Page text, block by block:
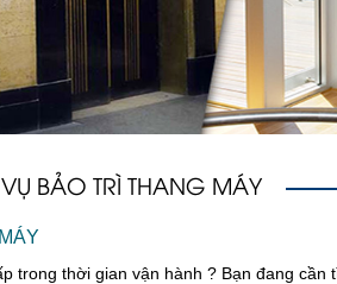
BẢO TRÌ THANG MÁY
trong thời gian vận hành ? Bạn đang cần